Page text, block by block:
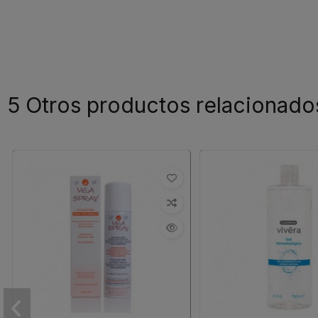
5 Otros productos